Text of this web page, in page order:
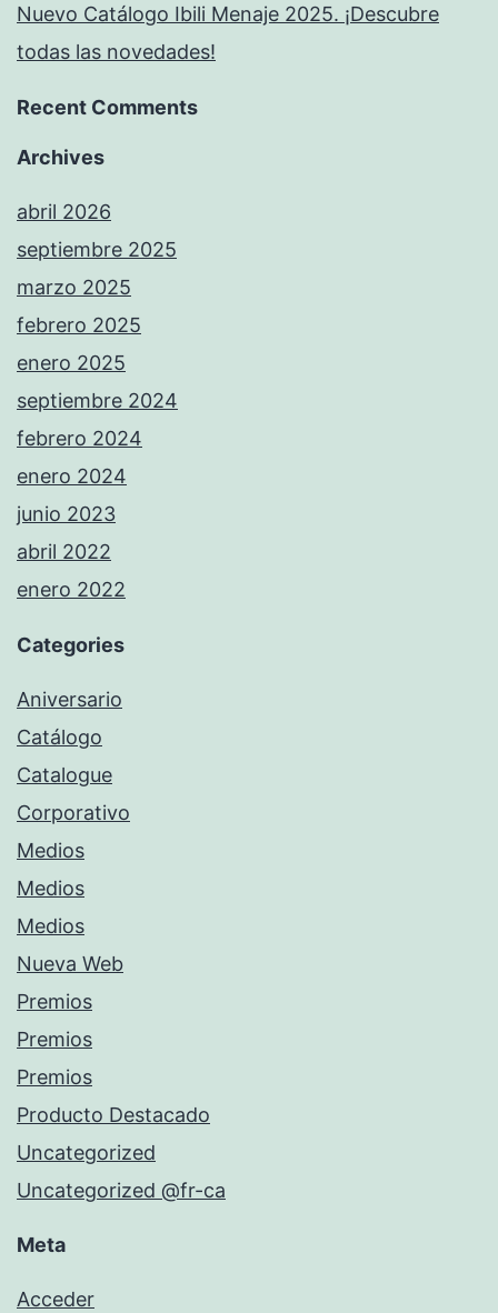
Nuevo Catálogo Ibili Menaje 2025. ¡Descubre
todas las novedades!
Recent Comments
Archives
abril 2026
septiembre 2025
marzo 2025
febrero 2025
enero 2025
septiembre 2024
febrero 2024
enero 2024
junio 2023
abril 2022
enero 2022
Categories
Aniversario
Catálogo
Catalogue
Corporativo
Medios
Medios
Medios
Nueva Web
Premios
Premios
Premios
Producto Destacado
Uncategorized
Uncategorized @fr-ca
Meta
Acceder